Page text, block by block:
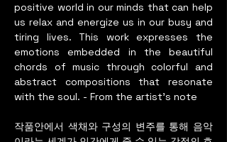
positive world in our minds that can help
us relax and energize us in our busy and
tiring lives. This work expresses the
emotions embedded in the beautiful
chords of music through colorful and
abstract compositions that resonate
with the soul. - From the artist's note
작품안에서 색채와 구성의 변주를 통해 음악